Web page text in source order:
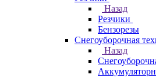
Назад
Резчики
Бензорезы
Снегоуборочная
Назад